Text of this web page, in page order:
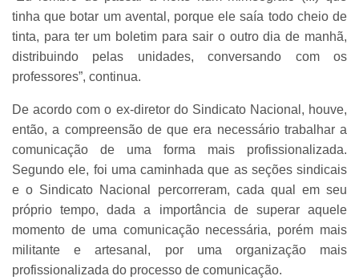
tinha que botar um avental, porque ele saía todo cheio de
tinta, para ter um boletim para sair o outro dia de manhã,
distribuindo pelas unidades, conversando com os
professores”, continua.
De acordo com o ex-diretor do Sindicato Nacional, houve,
então, a compreensão de que era necessário trabalhar a
comunicação de uma forma mais profissionalizada.
Segundo ele, foi uma caminhada que as seções sindicais
e o Sindicato Nacional percorreram, cada qual em seu
próprio tempo, dada a importância de superar aquele
momento de uma comunicação necessária, porém mais
militante e artesanal, por uma organização mais
profissionalizada do processo de comunicação.